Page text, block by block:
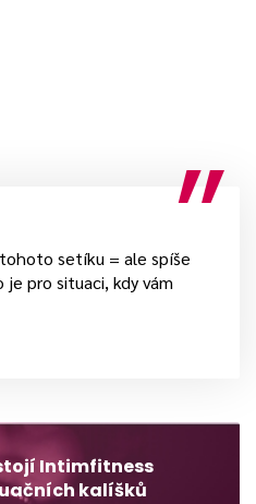
setíku = ale spíše
pro situaci, kdy vám
Intimfitness
kalíšků